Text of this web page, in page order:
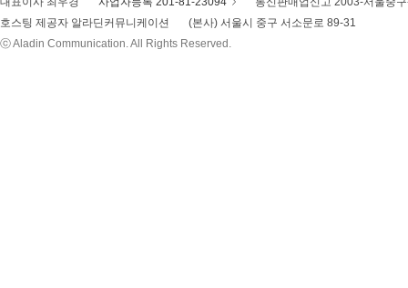
호스팅 제공자 알라딘커뮤니케이션
(본사) 서울시 중구 서소문로 89-31
ⓒ Aladin Communication. All Rights Reserved.